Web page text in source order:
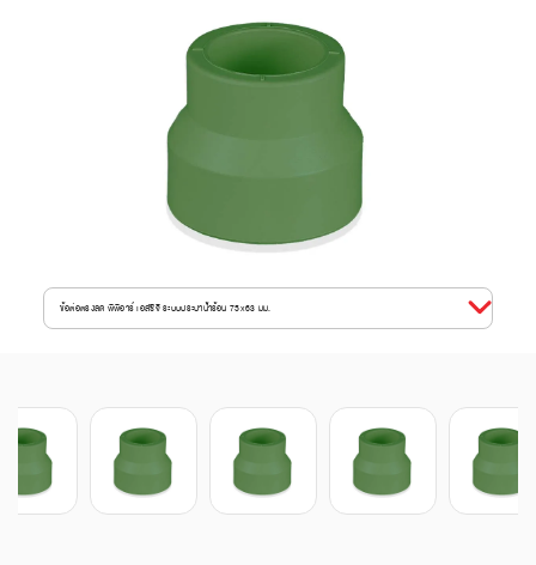
ข้อต่อตรงลด พีพีอาร์ เอสซีจี ระบบประปาน้ำร้อน 75x63 มม.